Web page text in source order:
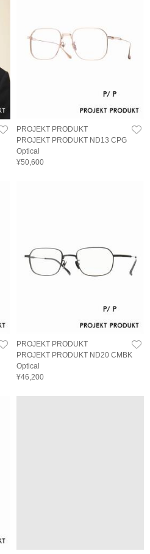
PROJEKT PRODUKT
PROJEKT PRODUKT ND13 CPG
Optical
¥50,600
PROJEKT PRODUKT
PROJEKT PRODUKT ND20 CMBK
Optical
¥46,200